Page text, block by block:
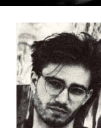
Veranstaltung